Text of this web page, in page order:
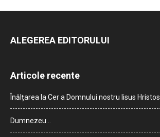
ALEGEREA EDITORULUI
Articole recente
Înălțarea la Cer a Domnului nostru Iisus Hristos
Dumnezeu…